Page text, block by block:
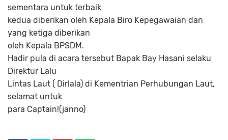
sementara untuk terbaik
kedua diberikan oleh Kepala Biro Kepegawaian dan
yang ketiga diberikan
oleh Kepala BPSDM.
Hadir pula di acara tersebut Bapak Bay Hasani selaku
Direktur Lalu
Lintas Laut ( Dirlala) di Kementrian Perhubungan Laut,
selamat untuk
para Captain!(janno)